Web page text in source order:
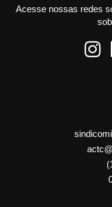
Acesse nossas redes